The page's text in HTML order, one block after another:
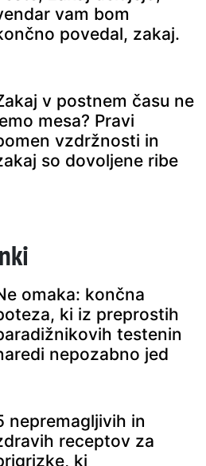
vam bom
povedal, zakaj.
v postnem času ne
mesa? Pravi
vzdržnosti in
so dovoljene ribe
omaka: končna
ki iz preprostih
testenin
nepozabno jed
nepremagljivih in
receptov za
ki